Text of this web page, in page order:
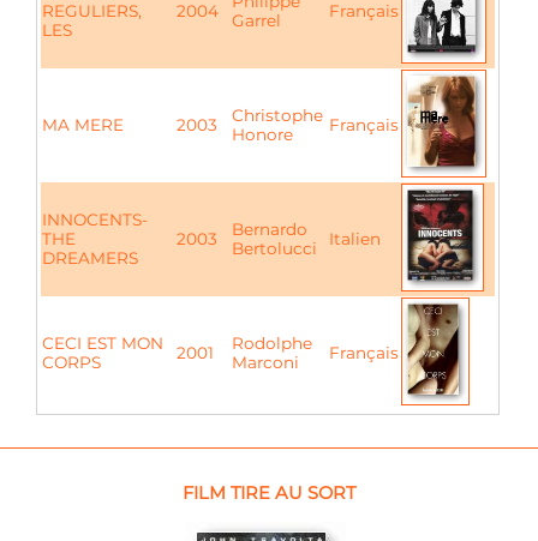
REGULIERS,
LES
2004
Garrel
Français
MA MERE 2003
Christophe
Honore
Français
INNOCENTS-
THE
DREAMERS
2003
Bernardo
Bertolucci
Italien
CECI EST MON
CORPS
2001
Rodolphe
Marconi
Français
FILM TIRE AU SORT